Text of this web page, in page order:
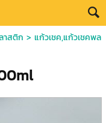
าสติก > แก้วเชค,แก้วเชคพล